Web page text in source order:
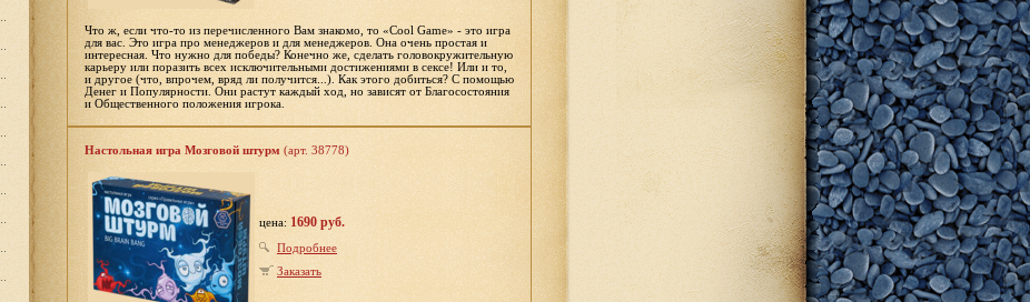
Что ж, если что-то из перечисленного Вам знакомо, то «Cool Game» - это игра
для вас. Это игра про менеджеров и для менеджеров. Она очень простая и
интересная. Что нужно для победы? Конечно же, сделать головокружительную
карьеру или поразить всех исключительными достижениями в сексе! Или и то,
и другое (что, впрочем, вряд ли получится...). Как этого добиться? С помощью
Денег и Популярности. Они растут каждый ход, но зависят от Благосостояния
и Общественного положения игрока.
Настольная игра Мозговой штурм (арт. 38778)
цена: 1690 руб.
Подробнее
Заказать